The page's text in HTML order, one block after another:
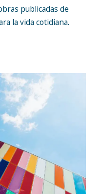
publicadas de
la vida cotidiana.